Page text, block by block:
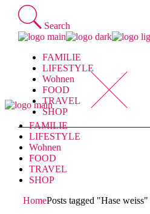
Skip
content
Search
FAMILIE
LIFESTYLE
Wohnen
FOOD
TRAVEL
SHOP
FAMILIE
LIFESTYLE
Wohnen
FOOD
TRAVEL
SHOP
HomePosts tagged "Hase weiss"